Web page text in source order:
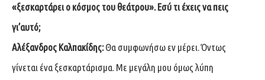
«ξεσκαρτάρει ο κόσμος του θεάτρου». Εσύ τι έχεις να πεις
γι’αυτό;
Αλέξανδρος Καλπακίδης:Θα συμφωνήσω εν μέρει. Όντως
γίνεται ένα ξεσκαρτάρισμα. Με μεγάλη μου όμως λύπη